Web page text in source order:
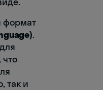
формат
.
так и